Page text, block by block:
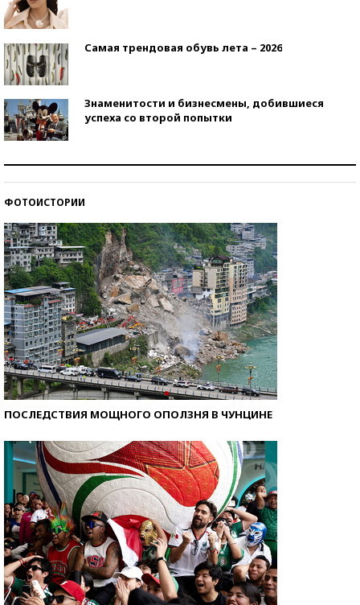
Самая трендовая обувь лета – 2026
Знаменитости и бизнесмены, добившиеся
успеха со второй попытки
ФОТОИСТОРИИ
ПОСЛЕДСТВИЯ МОЩНОГО ОПОЛЗНЯ В ЧУНЦИНЕ